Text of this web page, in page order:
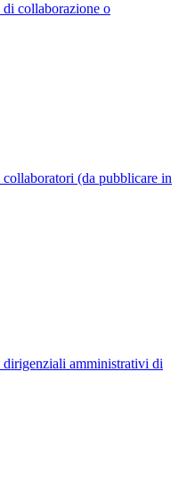
collaborazione o
(da pubblicare in
amministrativi di